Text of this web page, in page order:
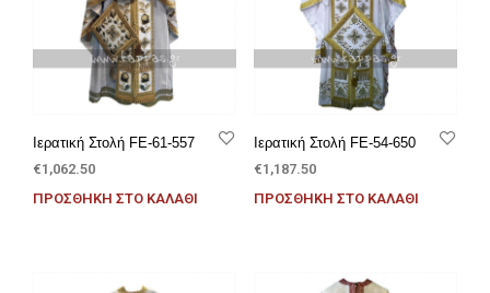
Ιερατική Στολή FE-61-557
€1,062.50
ΠΡΟΣΘΉΚΗ ΣΤΟ ΚΑΛΆΘΙ
Ιερατική Στολή FE-54-650
€1,187.50
ΠΡΟΣΘΉΚΗ ΣΤΟ ΚΑΛΆΘΙ